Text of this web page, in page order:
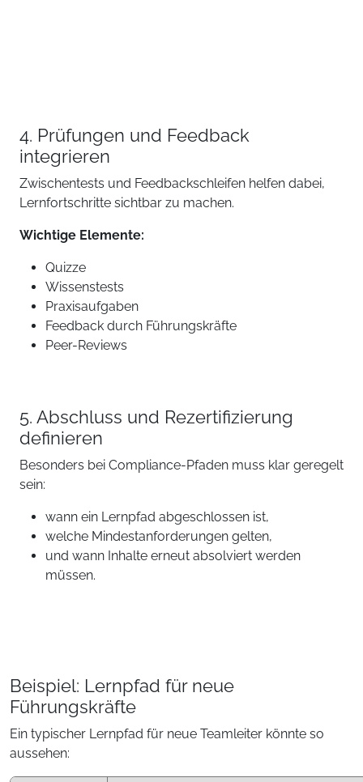
4. Prüfungen und Feedback
integrieren
Zwischentests und Feedbackschleifen helfen dabei,
Lernfortschritte sichtbar zu machen.
Wichtige Elemente:
Quizze
Wissenstests
Praxisaufgaben
Feedback durch Führungskräfte
Peer-Reviews
5. Abschluss und Rezertifizierung
definieren
Besonders bei Compliance-Pfaden muss klar geregelt
sein:
wann ein Lernpfad abgeschlossen ist,
welche Mindestanforderungen gelten,
und wann Inhalte erneut absolviert werden
müssen.
Beispiel: Lernpfad für neue
Führungskräfte
Ein typischer Lernpfad für neue Teamleiter könnte so
aussehen: